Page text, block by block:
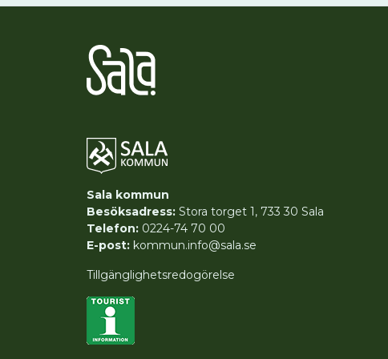
Sala kommun
Besöksadress: Stora torget 1, 733 30 Sala
Telefon: 0224-74 70 00
E-post: kommun.info@sala.se
Tillgänglighetsredogörelse